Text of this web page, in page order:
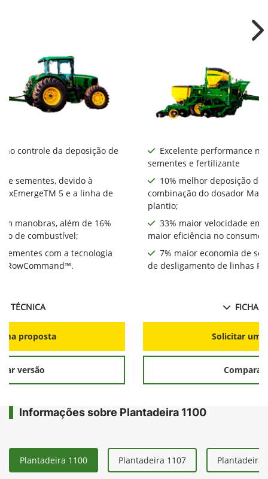
no controle da deposição de
sementes, devido à
5 e a linha de
manobras, além de 16%
de combustível;
com a tecnologia
RowCommand™.
TÉCNICA
proposta
versão
Excelente performance
sementes e fertilizante
10% melhor deposição de
combinação do dosador
plantio;
33% maior velocidade em
maior eficiência no consumo
7% maior economia de
de desligamento de linhas
FICHA
Solicitar
Comparar
Informações sobre Plantadeira 1100
Plantadeira 1100 Plantadeira 1107 Plantadeira